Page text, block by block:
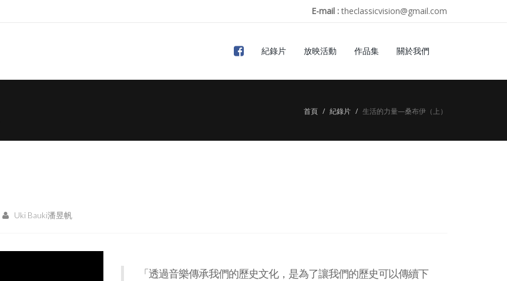
E-mail :theclassicvision@gmail.com
紀錄片 放映活動 作品集 關於我們
首頁 紀錄片 生活的力量—桑布伊（上）
Uki Bauki潘昱帆
「透過音樂傳承我們的歷史文化，是為了讓我們的歷史可以傳續下